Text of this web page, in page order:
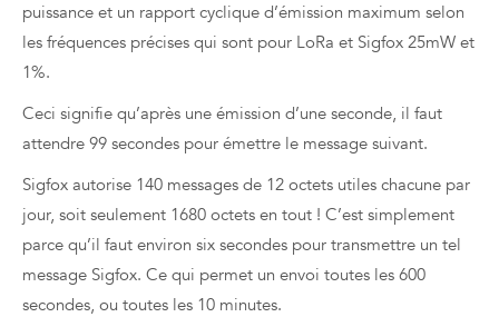
puissance et un rapport cyclique d’émission maximum selon
les fréquences précises qui sont pour LoRa et Sigfox 25mW et
1%.
Ceci signifie qu’après une émission d’une seconde, il faut
attendre 99 secondes pour émettre le message suivant.
Sigfox autorise 140 messages de 12 octets utiles chacune par
jour, soit seulement 1680 octets en tout ! C’est simplement
parce qu’il faut environ six secondes pour transmettre un tel
message Sigfox. Ce qui permet un envoi toutes les 600
secondes, ou toutes les 10 minutes.